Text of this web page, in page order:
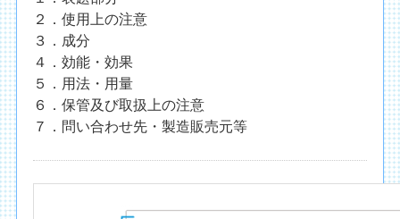
２．使用上の注意
３．成分
４．効能・効果
５．用法・用量
６．保管及び取扱上の注意
７．問い合わせ先・製造販売元等